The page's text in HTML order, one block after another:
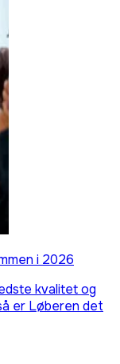
i 2026
kvalitet og
er Løberen det